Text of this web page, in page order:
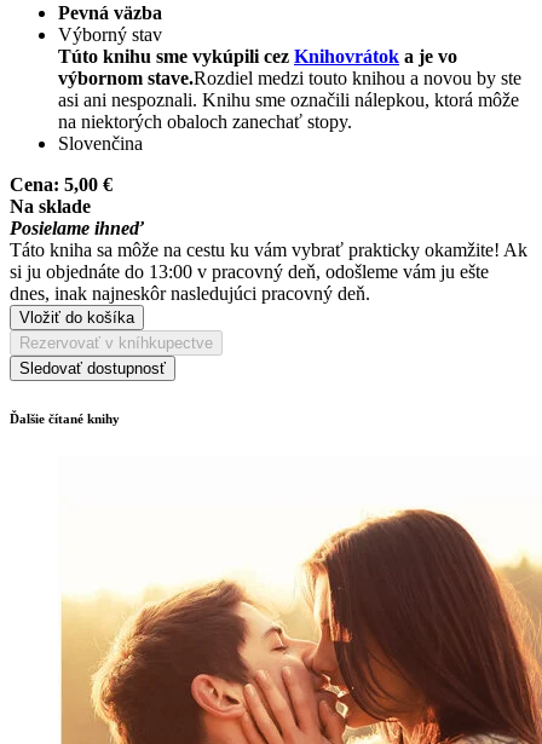
Pevná väzba
Výborný stav
Túto knihu sme vykúpili cez Knihovrátok a je vo
výbornom stave.Rozdiel medzi touto knihou a novou by ste
asi ani nespoznali. Knihu sme označili nálepkou, ktorá môže
na niektorých obaloch zanechať stopy.
Slovenčina
Cena: 5,00 €
Na sklade
Posielame ihneď
Táto kniha sa môže na cestu ku vám vybrať prakticky okamžite! Ak
si ju objednáte do 13:00 v pracovný deň, odošleme vám ju ešte
dnes, inak najneskôr nasledujúci pracovný deň.
Vložiť do košíka
Rezervovať v kníhkupectve
Sledovať dostupnosť
Ďalšie čítané knihy